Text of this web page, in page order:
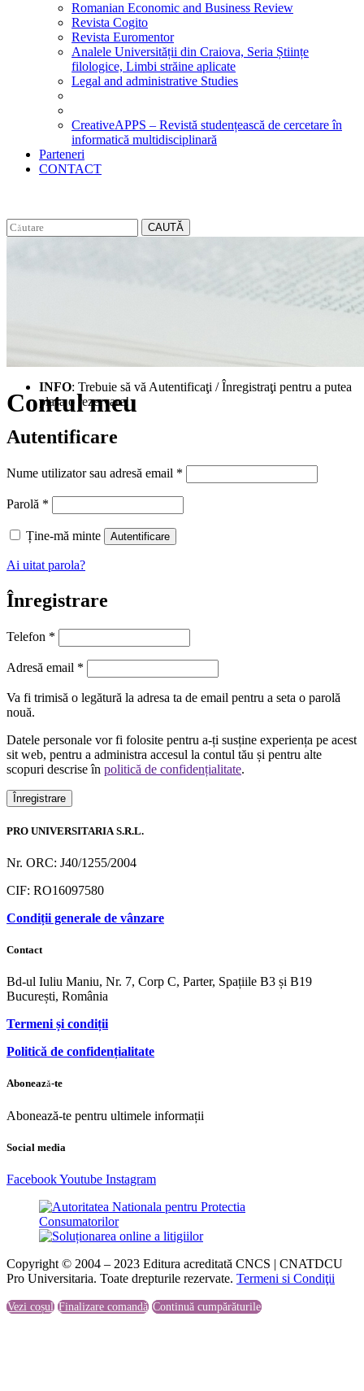
Romanian Economic and Business Review
Revista Cogito
Revista Euromentor
Analele Universității din Craiova, Seria Științe
filologice, Limbi străine aplicate
Legal and administrative Studies
CreativeAPPS – Revistă studențească de cercetare în
informatică multidisciplinară
Parteneri
CONTACT
CAUTĂ
Contul meu
INFO: Trebuie să vă Autentificaţi / Înregistraţi pentru a putea
plasa o rezervare!
Autentificare
Nume utilizator sau adresă email *
Parolă *
Ține-mă minte Autentificare
Ai uitat parola?
Înregistrare
Telefon *
Adresă email *
Va fi trimisă o legătură la adresa ta de email pentru a seta o parolă
nouă.
Datele personale vor fi folosite pentru a-ți susține experiența pe acest
sit web, pentru a administra accesul la contul tău și pentru alte
scopuri descrise în politică de confidențialitate.
Înregistrare
PRO UNIVERSITARIA S.R.L.
Nr. ORC: J40/1255/2004
CIF: RO16097580
Condiții generale de vânzare
Contact
Bd-ul Iuliu Maniu, Nr. 7, Corp C, Parter, Spațiile B3 și B19
București, România
Termeni și condiții
Politică de confidențialitate
Abonează-te
Abonează-te pentru ultimele informații
Social media
FacebookYoutube Instagram
Copyright © 2004 – 2023 Editura acreditată CNCS | CNATDCU
Pro Universitaria. Toate drepturile rezervate. Termeni si Condiţii
Vezi coșul Finalizare comandă Continuă cumpărăturile